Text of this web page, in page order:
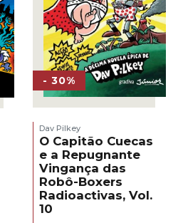
- 30%
Dav Pilkey
O Capitão Cuecas
e a Repugnante
Vingança das
Robô-Boxers
Radioactivas, Vol.
10